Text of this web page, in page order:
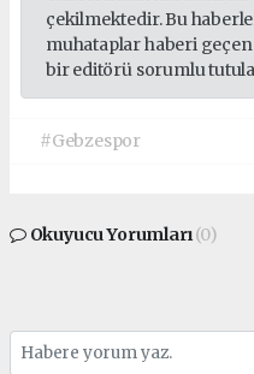
çekilmektedir. Bu
muhataplar haberi
bir editörü sorumlu
#Gebzespor
Okuyucu Yorumları(0)